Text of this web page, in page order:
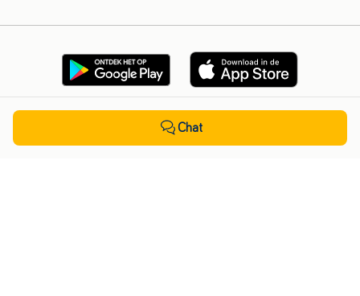
Chat
2dehands Zakelijk